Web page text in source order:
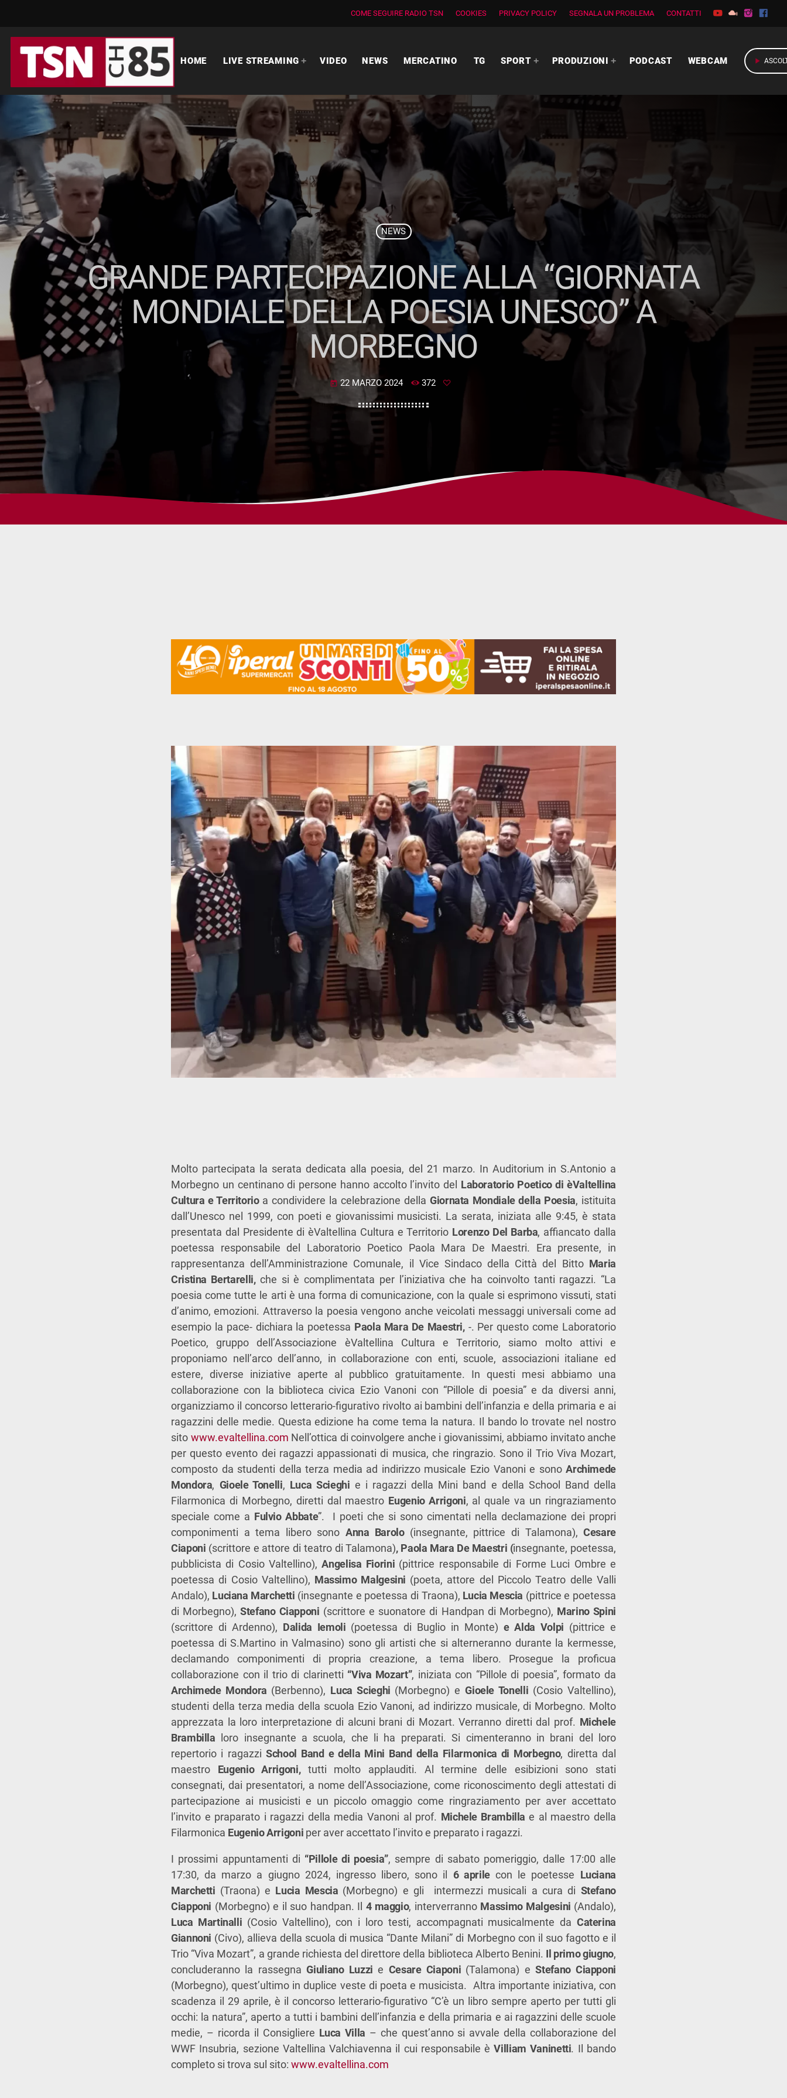
COME SEGUIRE RADIO TSN COOKIES PRIVACY POLICY SEGNALA UN PROBLEMA CONTATTI
HOME LIVE STREAMING VIDEO NEWS MERCATINO TG SPORT PRODUZIONI PODCAST WEBCAM play_arrow
NEWS
GRANDE PARTECIPAZIONE ALLA “GIORNATA
MONDIALE DELLA POESIA UNESCO” A
MORBEGNO
today 22 MARZO 2024 372
Molto partecipata la serata dedicata alla poesia, del 21 marzo. In Auditorium in S.Antonio a
Morbegno un centinano di persone hanno accolto l’invito del Laboratorio Poetico di èValtellina
Cultura e Territorio a condividere la celebrazione dellaGiornata Mondiale della Poesia, istituita
dall’Unesco nel 1999, con poeti e giovanissimi musicisti. La serata, iniziata alle 9:45, è stata
presentata dal Presidente di èValtellina Cultura e Territorio Lorenzo Del Barba, affiancato dalla
poetessa responsabile del Laboratorio Poetico Paola Mara De Maestri. Era presente, in
rappresentanza dell’Amministrazione Comunale, il Vice Sindaco della Città del Bitto Maria
Cristina Bertarelli, che si è complimentata per l’iniziativa che ha coinvolto tanti ragazzi. “La
poesia come tutte le arti è una forma di comunicazione, con la quale si esprimono vissuti, stati
d’animo, emozioni. Attraverso la poesia vengono anche veicolati messaggi universali come ad
esempio la pace- dichiara la poetessa Paola Mara De Maestri,-. Per questo come Laboratorio
Poetico, gruppo dell’Associazione èValtellina Cultura e Territorio, siamo molto attivi e
proponiamo nell’arco dell’anno, in collaborazione con enti, scuole, associazioni italiane ed
estere, diverse iniziative aperte al pubblico gratuitamente. In questi mesi abbiamo una
collaborazione con la biblioteca civica Ezio Vanoni con “Pillole di poesia” e da diversi anni,
organizziamo il concorso letterario-figurativo rivolto ai bambini dell’infanzia e della primaria e ai
ragazzini delle medie. Questa edizione ha come tema la natura. Il bando lo trovate nel nostro
sito www.evaltellina.com Nell’ottica di coinvolgere anche i giovanissimi, abbiamo invitato anche
per questo evento dei ragazzi appassionati di musica, che ringrazio. Sono il Trio Viva Mozart,
composto da studenti della terza media ad indirizzo musicale Ezio Vanoni e sonoArchimede
Mondora, Gioele Tonelli, Luca Scieghi e i ragazzi della Mini band e della School Band della
Filarmonica di Morbegno, diretti dal maestro Eugenio Arrigoni, al quale va un ringraziamento
speciale come a Fulvio Abbate”. I poeti che si sono cimentati nella declamazione dei propri
componimenti a tema libero sono Anna Barolo (insegnante, pittrice di Talamona),Cesare
Ciaponi (scrittore e attore di teatro di Talamona), Paola Mara De Maestri (insegnante, poetessa,
pubblicista di Cosio Valtellino), Angelisa Fiorini (pittrice responsabile di Forme Luci Ombre e
poetessa di Cosio Valtellino), Massimo Malgesini (poeta, attore del Piccolo Teatro delle Valli
Andalo), Luciana Marchetti (insegnante e poetessa di Traona), Lucia Mescia (pittrice e poetessa
di Morbegno), Stefano Ciapponi (scrittore e suonatore di Handpan di Morbegno), Marino Spini
(scrittore di Ardenno), Dalida Iemoli (poetessa di Buglio in Monte) e Alda Volpi (pittrice e
poetessa di S.Martino in Valmasino) sono gli artisti che si alterneranno durante la kermesse,
declamando componimenti di propria creazione, a tema libero. Prosegue la proficua
collaborazione con il trio di clarinetti “Viva Mozart”, iniziata con “Pillole di poesia”, formato da
Archimede Mondora (Berbenno), Luca Scieghi (Morbegno) eGioele Tonelli (Cosio Valtellino),
studenti della terza media della scuola Ezio Vanoni, ad indirizzo musicale, di Morbegno. Molto
apprezzata la loro interpretazione di alcuni brani di Mozart. Verranno diretti dal prof. Michele
Brambilla loro insegnante a scuola, che li ha preparati. Si cimenteranno in brani del loro
repertorio i ragazziSchool Band e della Mini Band della Filarmonica di Morbegno, diretta dal
maestro Eugenio Arrigoni, tutti molto applauditi. Al termine delle esibizioni sono stati
consegnati, dai presentatori, a nome dell’Associazione, come riconoscimento degli attestati di
partecipazione ai musicisti e un piccolo omaggio come ringraziamento per aver accettato
l’invito e praparato i ragazzi della media Vanoni al prof. Michele Brambillae al maestro della
Filarmonica Eugenio Arrigoni per aver accettato l’invito e preparato i ragazzi.
I prossimi appuntamenti di “Pillole di poesia”, sempre di sabato pomeriggio, dalle 17:00 alle
17:30, da marzo a giugno 2024, ingresso libero, sono il 6 aprilecon le poetesse Luciana
Marchetti (Traona) e Lucia Mescia (Morbegno) e gli intermezzi musicali a cura di Stefano
Ciapponi (Morbegno) e il suo handpan. Il 4 maggio, interverranno Massimo Malgesini (Andalo),
Luca Martinalli (Cosio Valtellino), con i loro testi, accompagnati musicalmente da Caterina
Giannoni (Civo), allieva della scuola di musica “Dante Milani” di Morbegno con il suo fagotto e il
Trio “Viva Mozart”, a grande richiesta del direttore della biblioteca Alberto Benini. Il primo giugno,
concluderanno la rassegnaGiuliano Luzzi e Cesare Ciaponi (Talamona) eStefano Ciapponi
(Morbegno), quest’ultimo in duplice veste di poeta e musicista. Altra importante iniziativa, con
scadenza il 29 aprile, è il concorso letterario-figurativo “C’è un libro sempre aperto per tutti gli
occhi: la natura”, aperto a tutti i bambini dell’infanzia e della primaria e ai ragazzini delle scuole
medie, – ricorda il Consigliere Luca Villa – che quest’anno si avvale della collaborazione del
WWF Insubria, sezione Valtellina Valchiavenna il cui responsabile èVilliam Vaninetti. Il bando
completo si trova sul sito: www.evaltellina.com